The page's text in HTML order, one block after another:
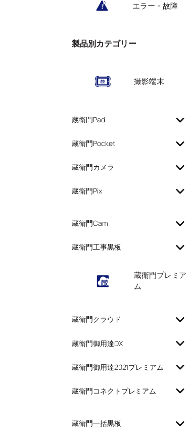
エラー・故障
製品別カテゴリー
撮影端末
蔵衛門Pad
蔵衛門Pocket
蔵衛門カメラ
蔵衛門Pix
蔵衛門Cam
蔵衛門工事黒板
蔵衛門プレミア
ム
蔵衛門クラウド
蔵衛門御用達DX
蔵衛門御用達2021プレミアム
蔵衛門コネクトプレミアム
蔵衛門一括黒板